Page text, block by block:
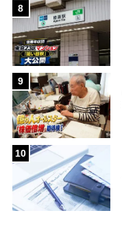
8
9
10